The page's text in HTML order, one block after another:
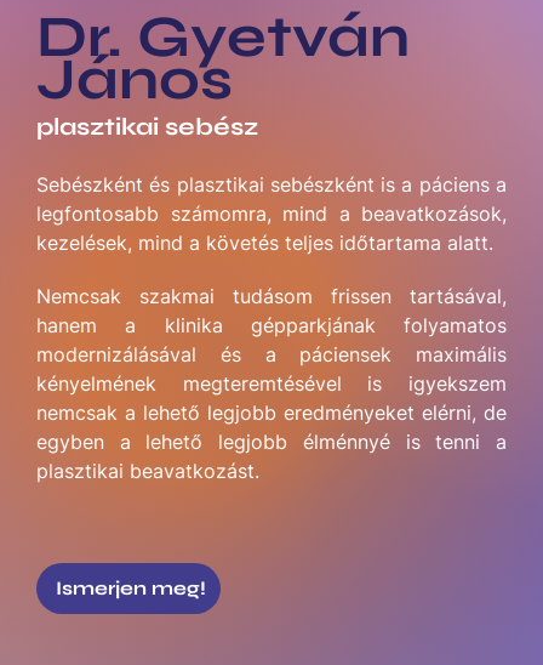
Dr. Gyetván
János
plasztikai sebész
Sebészként és plasztikai sebészként is a páciens a
legfontosabb számomra, mind a beavatkozások,
kezelések, mind a követés teljes időtartama alatt.
Nemcsak szakmai tudásom frissen tartásával,
hanem a klinika gépparkjának folyamatos
modernizálásával és a páciensek maximális
kényelmének megteremtésével is igyekszem
nemcsak a lehető legjobb eredményeket elérni, de
egyben a lehető legjobb élménnyé is tenni a
plasztikai beavatkozást.
Ismerjen meg!